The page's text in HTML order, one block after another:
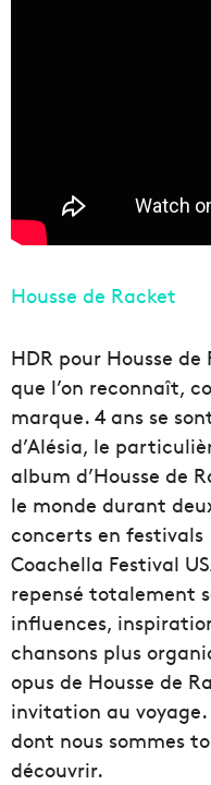
Housse de Racket
HDR pour Housse
que l’on reconnaît,
marque. 4 ans se
d’Alésia, le
album d’Housse de
le monde durant
concerts en
Coachella Festival
repensé totalement
influences,
chansons plus
opus de Housse de
invitation au
dont nous sommes
découvrir.